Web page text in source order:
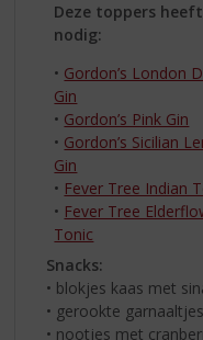
Deze toppers
nodig:
• Gordon’s London
Gin
• Gordon’s Pink Gin
• Gordon’s Sicilian
Gin
• Fever Tree Indian
• Fever Tree
Tonic
Snacks:
• blokjes kaas met
• gerookte
• nootjes met